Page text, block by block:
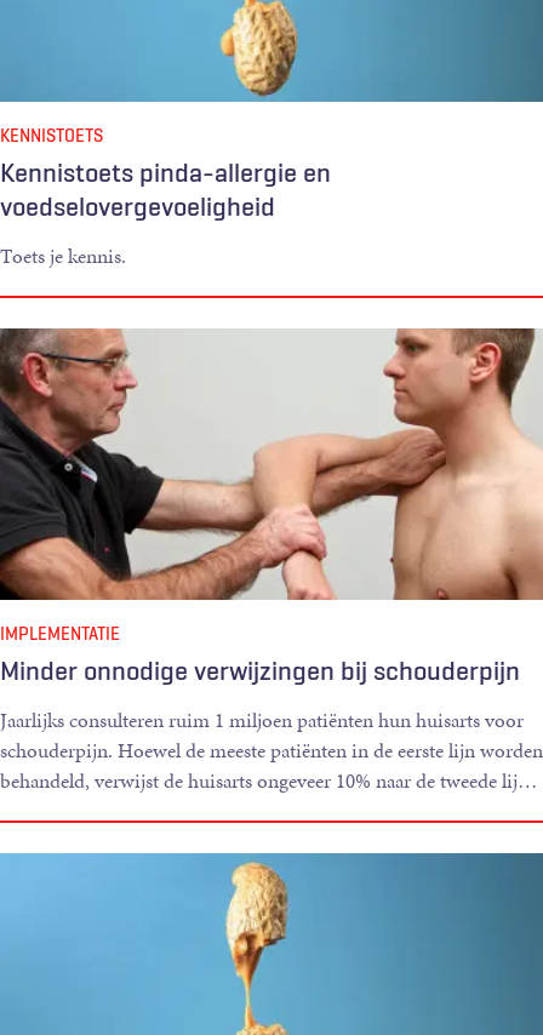
Kennistoets pinda-allergie en
voedselovergevoeligheid
KENNISTOETS
Toets je kennis.
Minder onnodige verwijzingen bij schouderpijn
IMPLEMENTATIE
Jaarlijks consulteren ruim 1 miljoen patiënten hun huisarts voor
schouderpijn. Hoewel de meeste patiënten in de eerste lijn worden
behandeld, verwijst de huisarts ongeveer 10% naar de tweede lij…